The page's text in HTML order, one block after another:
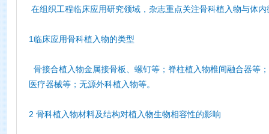
在组织工程临床应用研究领域，杂志重点关注骨科植入物与体
1临床应用骨科植入物的类型
骨接合植入物金属接骨板、螺钉等；脊柱植入物椎间融合器等
医疗器械等；无源外科植入物等。
2 骨科植入物材料及结构对植入物生物相容性的影响